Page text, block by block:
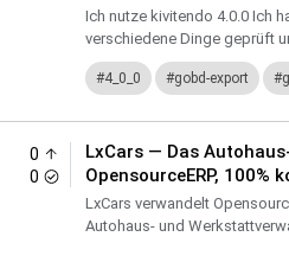
Ich nutze kivitendo 4.0.0 Ich
verschiedene Dinge geprüft
auch Rechnungen
4_0_0 gobd-export
0
0
LxCars — Das
OpensourceERP,
LxCars verwandelt
Autohaus- und
Fahrzeugscheinscanner